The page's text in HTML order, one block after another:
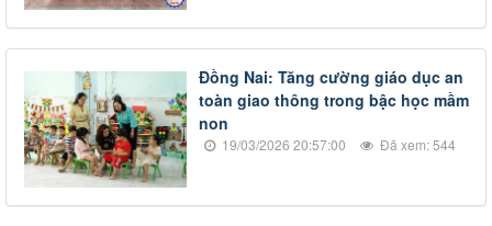
Đồng Nai: Tăng cường giáo dục an
toàn giao thông trong bậc học mầm
non
19/03/2026 20:57:00 Đã xem: 544